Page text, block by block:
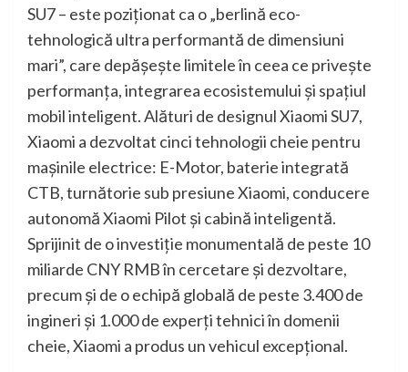
SU7 – este poziționat ca o „berlină eco-
tehnologică ultra performantă de dimensiuni
mari”, care depășește limitele în ceea ce privește
performanța, integrarea ecosistemului și spațiul
mobil inteligent. Alături de designul Xiaomi SU7,
Xiaomi a dezvoltat cinci tehnologii cheie pentru
mașinile electrice: E-Motor, baterie integrată
CTB, turnătorie sub presiune Xiaomi, conducere
autonomă Xiaomi Pilot și cabină inteligentă.
Sprijinit de o investiție monumentală de peste 10
miliarde CNY RMB în cercetare și dezvoltare,
precum și de o echipă globală de peste 3.400 de
ingineri și 1.000 de experți tehnici în domenii
cheie, Xiaomi a produs un vehicul excepțional.